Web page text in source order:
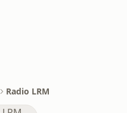
Radio LRM